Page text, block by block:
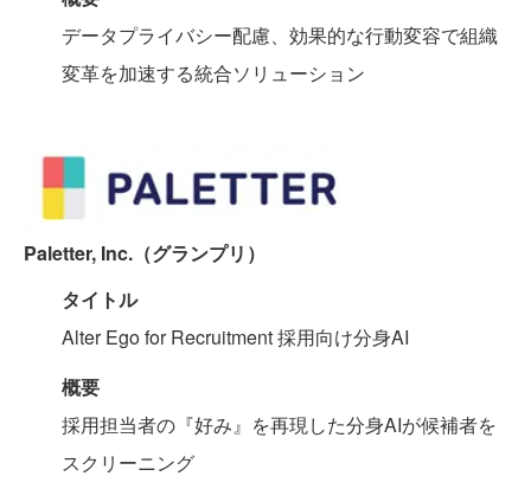
データプライバシー配慮、効果的な行動変容で組織
変革を加速する統合ソリューション
Paletter, Inc.（グランプリ）
タイトル
Alter Ego for Recruitment 採用向け分身AI
概要
採用担当者の『好み』を再現した分身AIが候補者を
スクリーニング